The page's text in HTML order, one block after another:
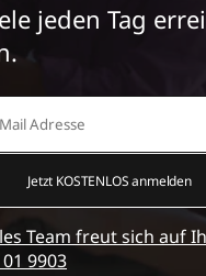
jeden Tag
Jetzt KOSTENLOS anmelden
Team freut sich auf
9903